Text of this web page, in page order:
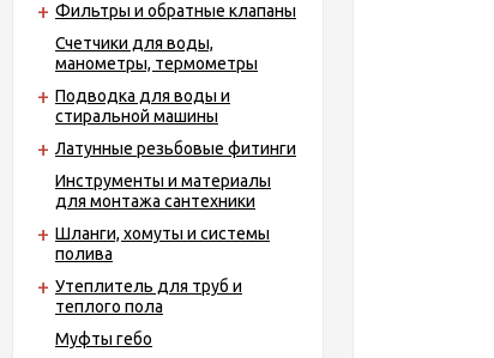
Фильтры и обратные клапаны
Счетчики для воды,
манометры, термометры
Подводка для воды и
стиральной машины
Латунные резьбовые фитинги
Инструменты и материалы
для монтажа сантехники
Шланги, хомуты и системы
полива
Утеплитель для труб и
теплого пола
Муфты гебо